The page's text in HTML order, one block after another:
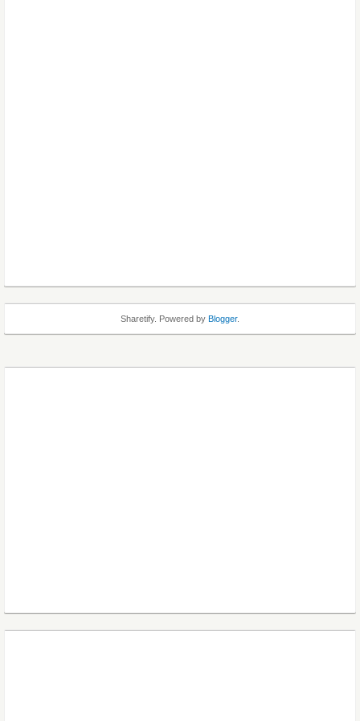
Sharetify. Powered by Blogger.